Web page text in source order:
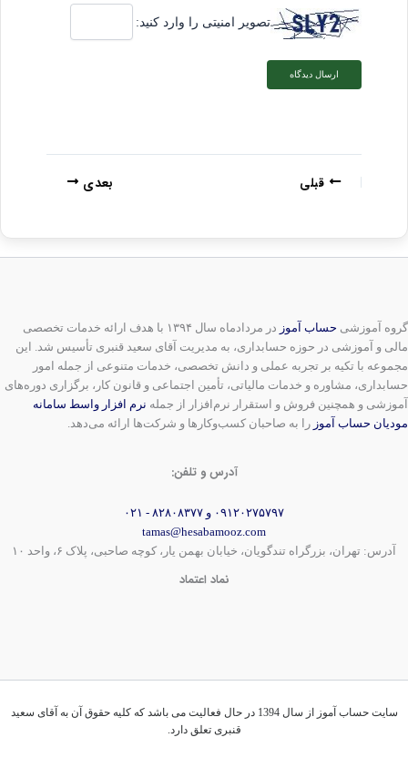
تصویر امنیتی را وارد کنید:
قبلی بعدی
گروه آموزشی حساب آموز
در مردادماه سال ۱۳۹۴ با هدف ارائه خدمات تخصصی
مالی و آموزشی در حوزه حسابداری، به مدیریت آقای سعید قنبری تأسیس شد. این
مجموعه با تکیه بر تجربه عملی و دانش تخصصی، خدمات متنوعی از جمله امور
حسابداری، مشاوره و خدمات مالیاتی، تأمین اجتماعی و قانون کار، برگزاری دوره‌های
آموزشی و همچنین فروش و استقرار نرم‌افزار از جمله نرم افزار واسط سامانه
مودیان حساب آموز را به صاحبان کسب‌وکارها و شرکت‌ها ارائه می‌دهد.
آدرس و تلفن:
۰۹۱۲۰۲۷۵۷۹۷ و ۸۲۸۰۸۳۷۷ - ۰۲۱
tamas@hesabamooz.com
آدرس: تهران، بزرگراه تندگویان، خیابان بهمن یار، کوچه صاحبی، پلاک ۶، واحد ۱۰
نماد اعتماد
سایت حساب آموز از سال 1394 در حال فعالیت می باشد که کلیه حقوق آن به آقای سعید
قنبری تعلق دارد.